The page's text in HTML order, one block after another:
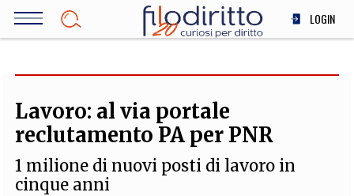
Salta
LOGIN
SOCIETÀ
MEDICINA
SCIENZA
STORIA E FILOSOFIA
Lavoro: al via portale
reclutamento PA per PNR
1 milione di nuovi posti di lavoro in
cinque anni